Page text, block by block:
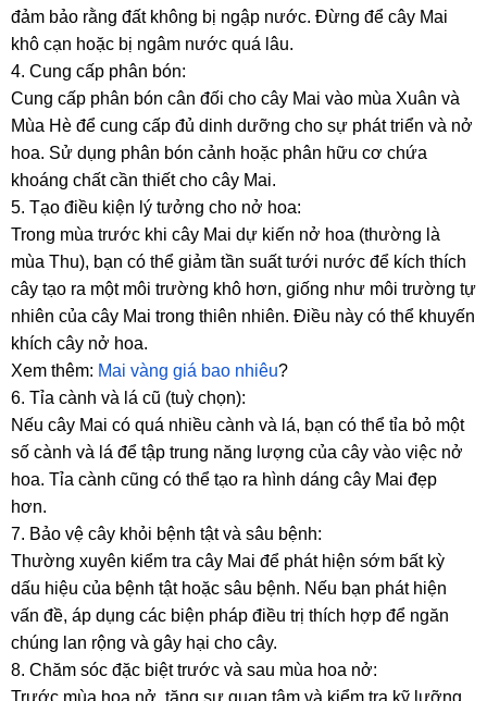
đảm bảo rằng đất không bị ngập nước. Đừng để cây Mai
khô cạn hoặc bị ngâm nước quá lâu.
4. Cung cấp phân bón:
Cung cấp phân bón cân đối cho cây Mai vào mùa Xuân và
Mùa Hè để cung cấp đủ dinh dưỡng cho sự phát triển và nở
hoa. Sử dụng phân bón cảnh hoặc phân hữu cơ chứa
khoáng chất cần thiết cho cây Mai.
5. Tạo điều kiện lý tưởng cho nở hoa:
Trong mùa trước khi cây Mai dự kiến nở hoa (thường là
mùa Thu), bạn có thể giảm tần suất tưới nước để kích thích
cây tạo ra một môi trường khô hơn, giống như môi trường tự
nhiên của cây Mai trong thiên nhiên. Điều này có thể khuyến
khích cây nở hoa.
Xem thêm: Mai vàng giá bao nhiêu?
6. Tỉa cành và lá cũ (tuỳ chọn):
Nếu cây Mai có quá nhiều cành và lá, bạn có thể tỉa bỏ một
số cành và lá để tập trung năng lượng của cây vào việc nở
hoa. Tỉa cành cũng có thể tạo ra hình dáng cây Mai đẹp
hơn.
7. Bảo vệ cây khỏi bệnh tật và sâu bệnh:
Thường xuyên kiểm tra cây Mai để phát hiện sớm bất kỳ
dấu hiệu của bệnh tật hoặc sâu bệnh. Nếu bạn phát hiện
vấn đề, áp dụng các biện pháp điều trị thích hợp để ngăn
chúng lan rộng và gây hại cho cây.
8. Chăm sóc đặc biệt trước và sau mùa hoa nở:
Trước mùa hoa nở, tăng sự quan tâm và kiểm tra kỹ lưỡng